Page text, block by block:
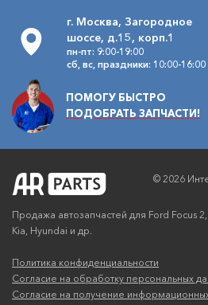
г. Москва, Загородное
шоссе, д.15, корп.1
пн-пт: 9:00-19:00
сб, вс, праздники: 10:00-16:00
ПОМОГУ БЫСТРО
ПОДОБРАТЬ ЗАПЧАСТИ!
© 2026
Продажа автозапчастей для Ford Focus
Kia, Hyundai и др.
Политика конфиденциальности
Согласие на обработку персональных
Согласие на получение